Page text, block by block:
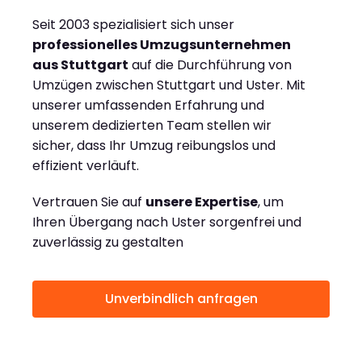
Seit 2003 spezialisiert sich unser
professionelles Umzugsunternehmen
aus Stuttgart auf die Durchführung von
Umzügen zwischen Stuttgart und Uster. Mit
unserer umfassenden Erfahrung und
unserem dedizierten Team stellen wir
sicher, dass Ihr Umzug reibungslos und
effizient verläuft.
Vertrauen Sie auf unsere Expertise, um
Ihren Übergang nach Uster sorgenfrei und
zuverlässig zu gestalten
Unverbindlich anfragen